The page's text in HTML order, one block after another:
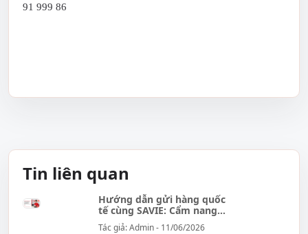
91 999 86
Tin liên quan
Hướng dẫn gửi hàng quốc
tế cùng SAVIE: Cẩm nang
đầy đủ...
Tác giả: Admin - 11/06/2026